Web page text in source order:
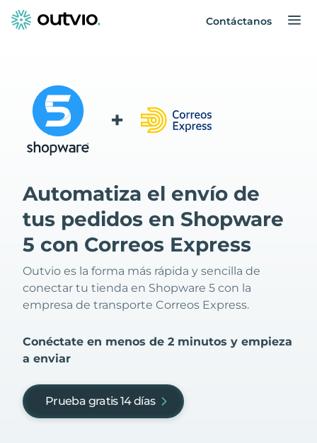
Contáctanos
+
Automatiza el envío de
tus pedidos en Shopware
5 con Correos Express
Outvio es la forma más rápida y sencilla de
conectar tu tienda en Shopware 5 con la
empresa de transporte Correos Express.
Conéctate en menos de 2 minutos y empieza
a enviar
Prueba gratis 14 días